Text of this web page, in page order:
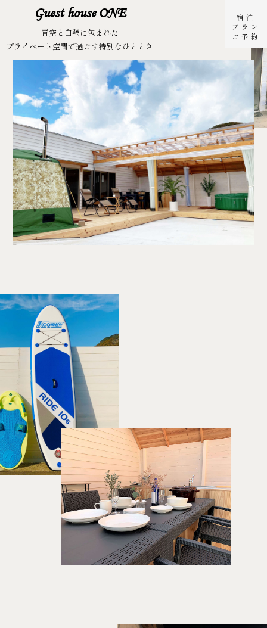
Guest house ONE
青空と白壁に包まれた
プライベート空間で過ごす特別なひととき
宿泊
プラン
ご予約